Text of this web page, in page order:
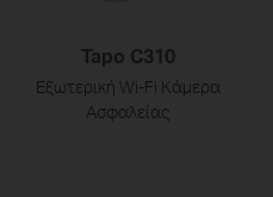
Tapo C310
Εξωτερική Wi-Fi Κάμερα
Ασφαλείας